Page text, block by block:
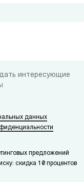
интересующие
данных
предложений
скидка 10 процентов